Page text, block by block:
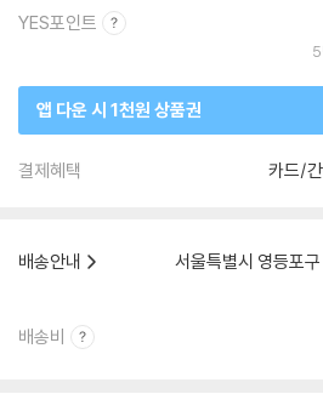
YES포인트
앱 다운 시 1천원 상품권
결제혜택 카드/
배송안내
서울특별시 영등포
배송비